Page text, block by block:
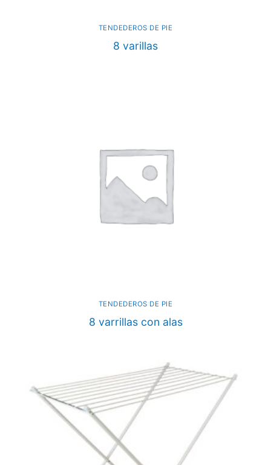
TENDEDEROS DE PIE
8 varillas
TENDEDEROS DE PIE
8 varrillas con alas